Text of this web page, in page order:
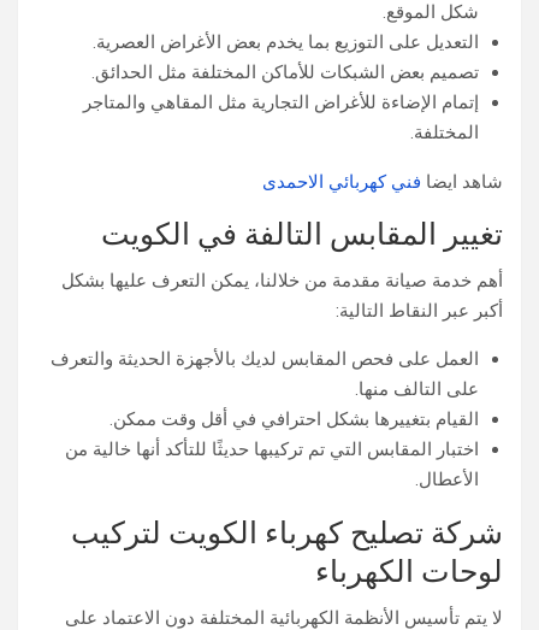
شكل الموقع.
التعديل على التوزيع بما يخدم بعض الأغراض العصرية.
تصميم بعض الشبكات للأماكن المختلفة مثل الحدائق.
إتمام الإضاءة للأغراض التجارية مثل المقاهي والمتاجر
المختلفة.
شاهد ايضا فني كهربائي الاحمدى
تغيير المقابس التالفة في الكويت
أهم خدمة صيانة مقدمة من خلالنا، يمكن التعرف عليها بشكل
أكبر عبر النقاط التالية:
العمل على فحص المقابس لديك بالأجهزة الحديثة والتعرف
على التالف منها.
القيام بتغييرها بشكل احترافي في أقل وقت ممكن.
اختبار المقابس التي تم تركيبها حديثًا للتأكد أنها خالية من
الأعطال.
شركة تصليح كهرباء الكويت لتركيب
لوحات الكهرباء
لا يتم تأسيس الأنظمة الكهربائية المختلفة دون الاعتماد على